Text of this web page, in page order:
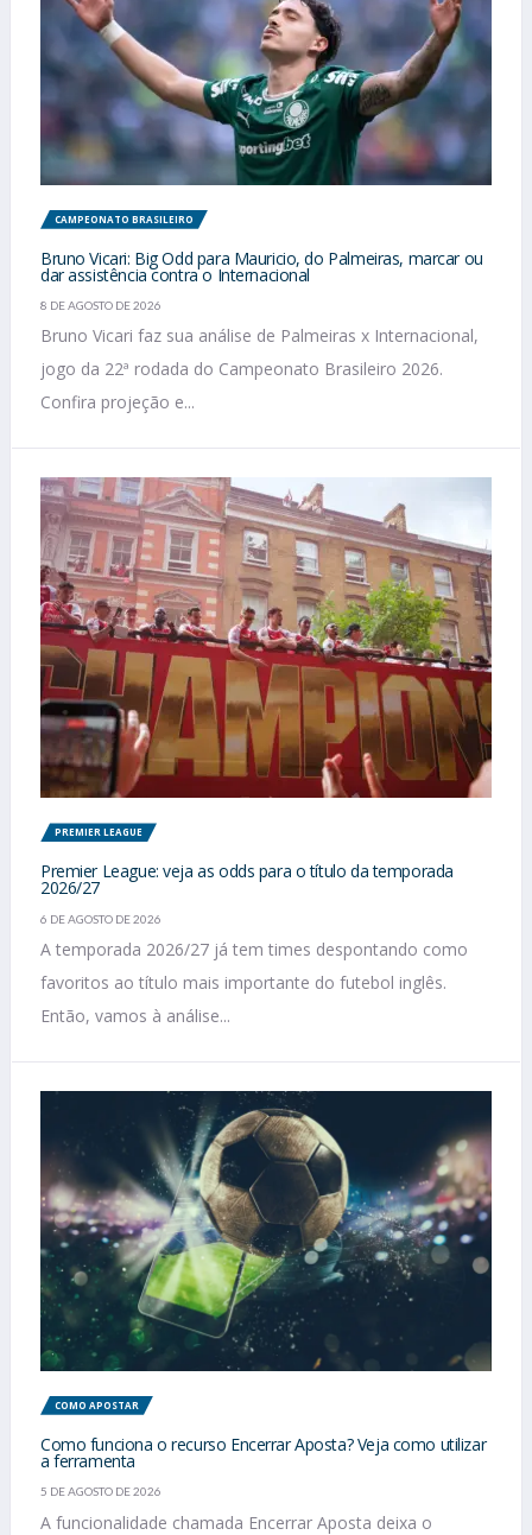
CAMPEONATO BRASILEIRO
Bruno Vicari: Big Odd para Mauricio, do Palmeiras, marcar ou
dar assistência contra o Internacional
8 DE AGOSTO DE 2026
Bruno Vicari faz sua análise de Palmeiras x Internacional,
jogo da 22ª rodada do Campeonato Brasileiro 2026.
Confira projeção e...
PREMIER LEAGUE
Premier League: veja as odds para o título da temporada
2026/27
6 DE AGOSTO DE 2026
A temporada 2026/27 já tem times despontando como
favoritos ao título mais importante do futebol inglês.
Então, vamos à análise...
COMO APOSTAR
Como funciona o recurso Encerrar Aposta? Veja como utilizar
a ferramenta
5 DE AGOSTO DE 2026
A funcionalidade chamada Encerrar Aposta deixa o